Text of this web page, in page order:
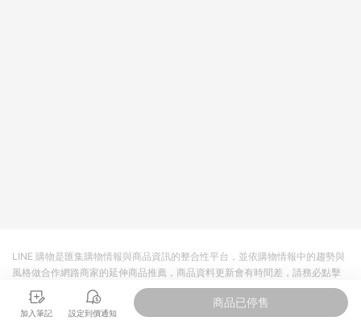
加入筆記 設定到價通知
商品已停售
LINE 購物是匯集購物情報與商品資訊的整合性平台，並依購物情報中的趨勢與
風格做合作網路商家的延伸商品推薦，商品資料更新會有時間差，請務必點擊
商品至各合作網路商家，確認現售價與購物條件，一切資訊以合作廠商網頁為
準。